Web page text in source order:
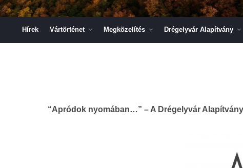
Hírek Vártörténet Megközelítés Drégelyvár Alapítvány
“Apródok nyomában…” – A Drégelyvár